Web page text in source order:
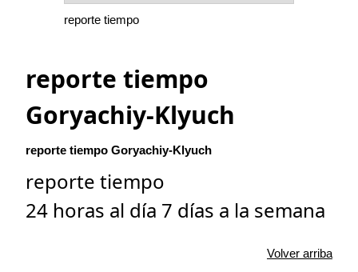
reporte tiempo
reporte tiempo
Goryachiy-Klyuch
reporte tiempo Goryachiy-Klyuch
reporte tiempo
24 horas al día 7 días a la semana
Volver arriba